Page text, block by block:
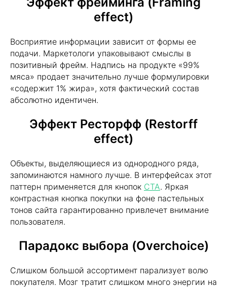
effect)
Восприятие информации зависит от формы ее
подачи. Маркетологи упаковывают смыслы в
позитивный фрейм. Надпись на продукте «99%
мяса» продает значительно лучше формулировки
«содержит 1% жира», хотя фактический состав
абсолютно идентичен.
Эффект Ресторфф (Restorff
effect)
Объекты, выделяющиеся из однородного ряда,
запоминаются намного лучше. В интерфейсах этот
паттерн применяется для кнопок CTA. Яркая
контрастная кнопка покупки на фоне пастельных
тонов сайта гарантированно привлечет внимание
пользователя.
Парадокс выбора (Overchoice)
Слишком большой ассортимент парализует волю
покупателя. Мозг тратит слишком много энергии на